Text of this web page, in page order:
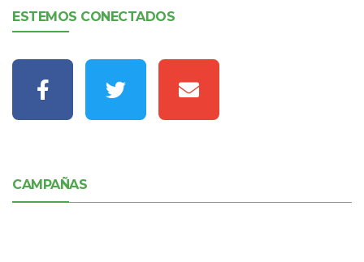
ESTEMOS CONECTADOS
CAMPAÑAS